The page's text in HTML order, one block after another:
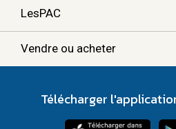
LesPAC
Vendre ou acheter
Télécharger